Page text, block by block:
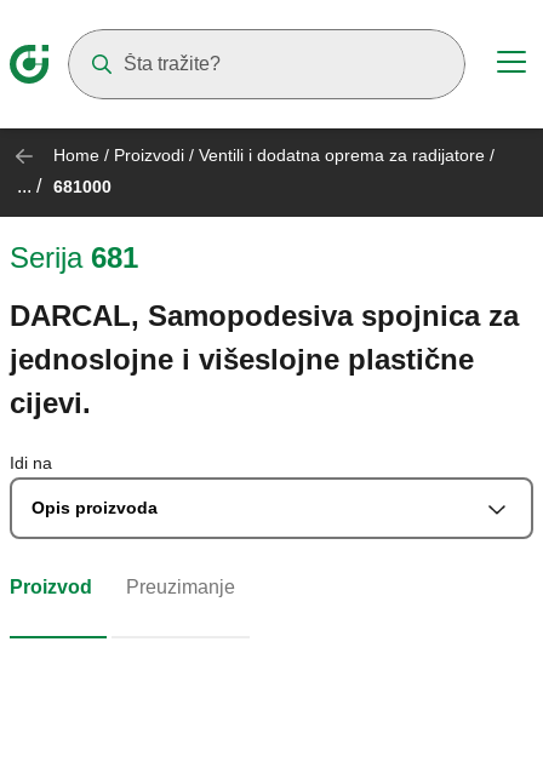
Home / Proizvodi / Ventili i dodatna oprema za radijatore /
... / 681000
Serija 681
DARCAL, Samopodesiva spojnica za
jednoslojne i višeslojne plastične
cijevi.
Idi na
Opis proizvoda
Proizvod Preuzimanje